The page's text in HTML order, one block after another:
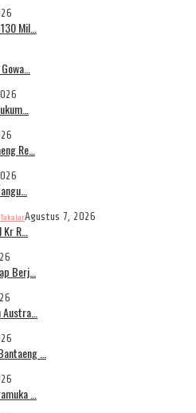
Mil…
Re…
TakalarAgustus 7, 2026
R…
Berj…
…
…